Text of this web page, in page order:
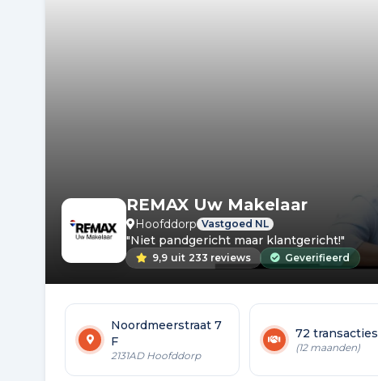
REMAX Uw Makelaar
Hoofddorp Vastgoed NL
"Niet pandgericht maar klantgericht!"
9,9 uit 233 reviews Geverifieerd
Noordmeerstraat 7
F
2131AD Hoofddorp
72 transacties
(12 maanden)